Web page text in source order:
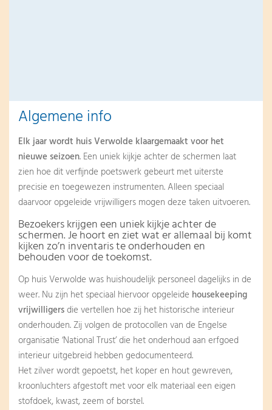
Algemene info
Elk jaar wordt huis Verwolde klaargemaakt voor het
nieuwe seizoen. Een uniek kijkje achter de schermen laat
zien hoe dit verfijnde poetswerk gebeurt met uiterste
precisie en toegewezen instrumenten. Alleen speciaal
daarvoor opgeleide vrijwilligers mogen deze taken uitvoeren.
Bezoekers krijgen een uniek kijkje achter de
schermen. Je hoort en ziet wat er allemaal bij komt
kijken zo’n inventaris te onderhouden en
behouden voor de toekomst.
Op huis Verwolde was huishoudelijk personeel dagelijks in de
weer. Nu zijn het speciaal hiervoor opgeleide housekeeping
vrijwilligersdie vertellen hoe zij het historische interieur
onderhouden. Zij volgen de protocollen van de Engelse
organisatie ‘National Trust’ die het onderhoud aan erfgoed
interieur uitgebreid hebben gedocumenteerd.
Het zilver wordt gepoetst, het koper en hout gewreven,
kroonluchters afgestoft met voor elk materiaal een eigen
stofdoek, kwast, zeem of borstel.